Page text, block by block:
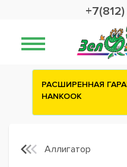
ГАРАНТИЯ:
Аллигатор